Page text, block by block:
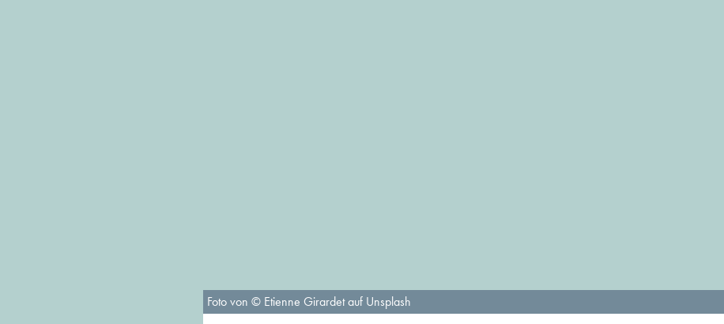
Foto von © Etienne Girardet auf Unsplash